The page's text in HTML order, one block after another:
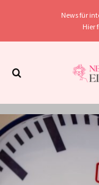
News für
Hier